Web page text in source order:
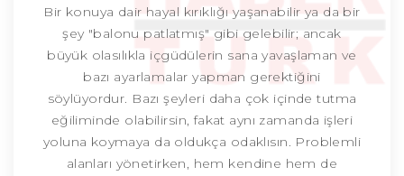
Bir konuya dair hayal kırıklığı yaşanabilir ya da bir
şey "balonu patlatmış" gibi gelebilir; ancak
büyük olasılıkla içgüdülerin sana yavaşlaman ve
bazı ayarlamalar yapman gerektiğini
söylüyordur. Bazı şeyleri daha çok içinde tutma
eğiliminde olabilirsin, fakat aynı zamanda işleri
yoluna koymaya da oldukça odaklısın. Problemli
alanları yönetirken, hem kendine hem de